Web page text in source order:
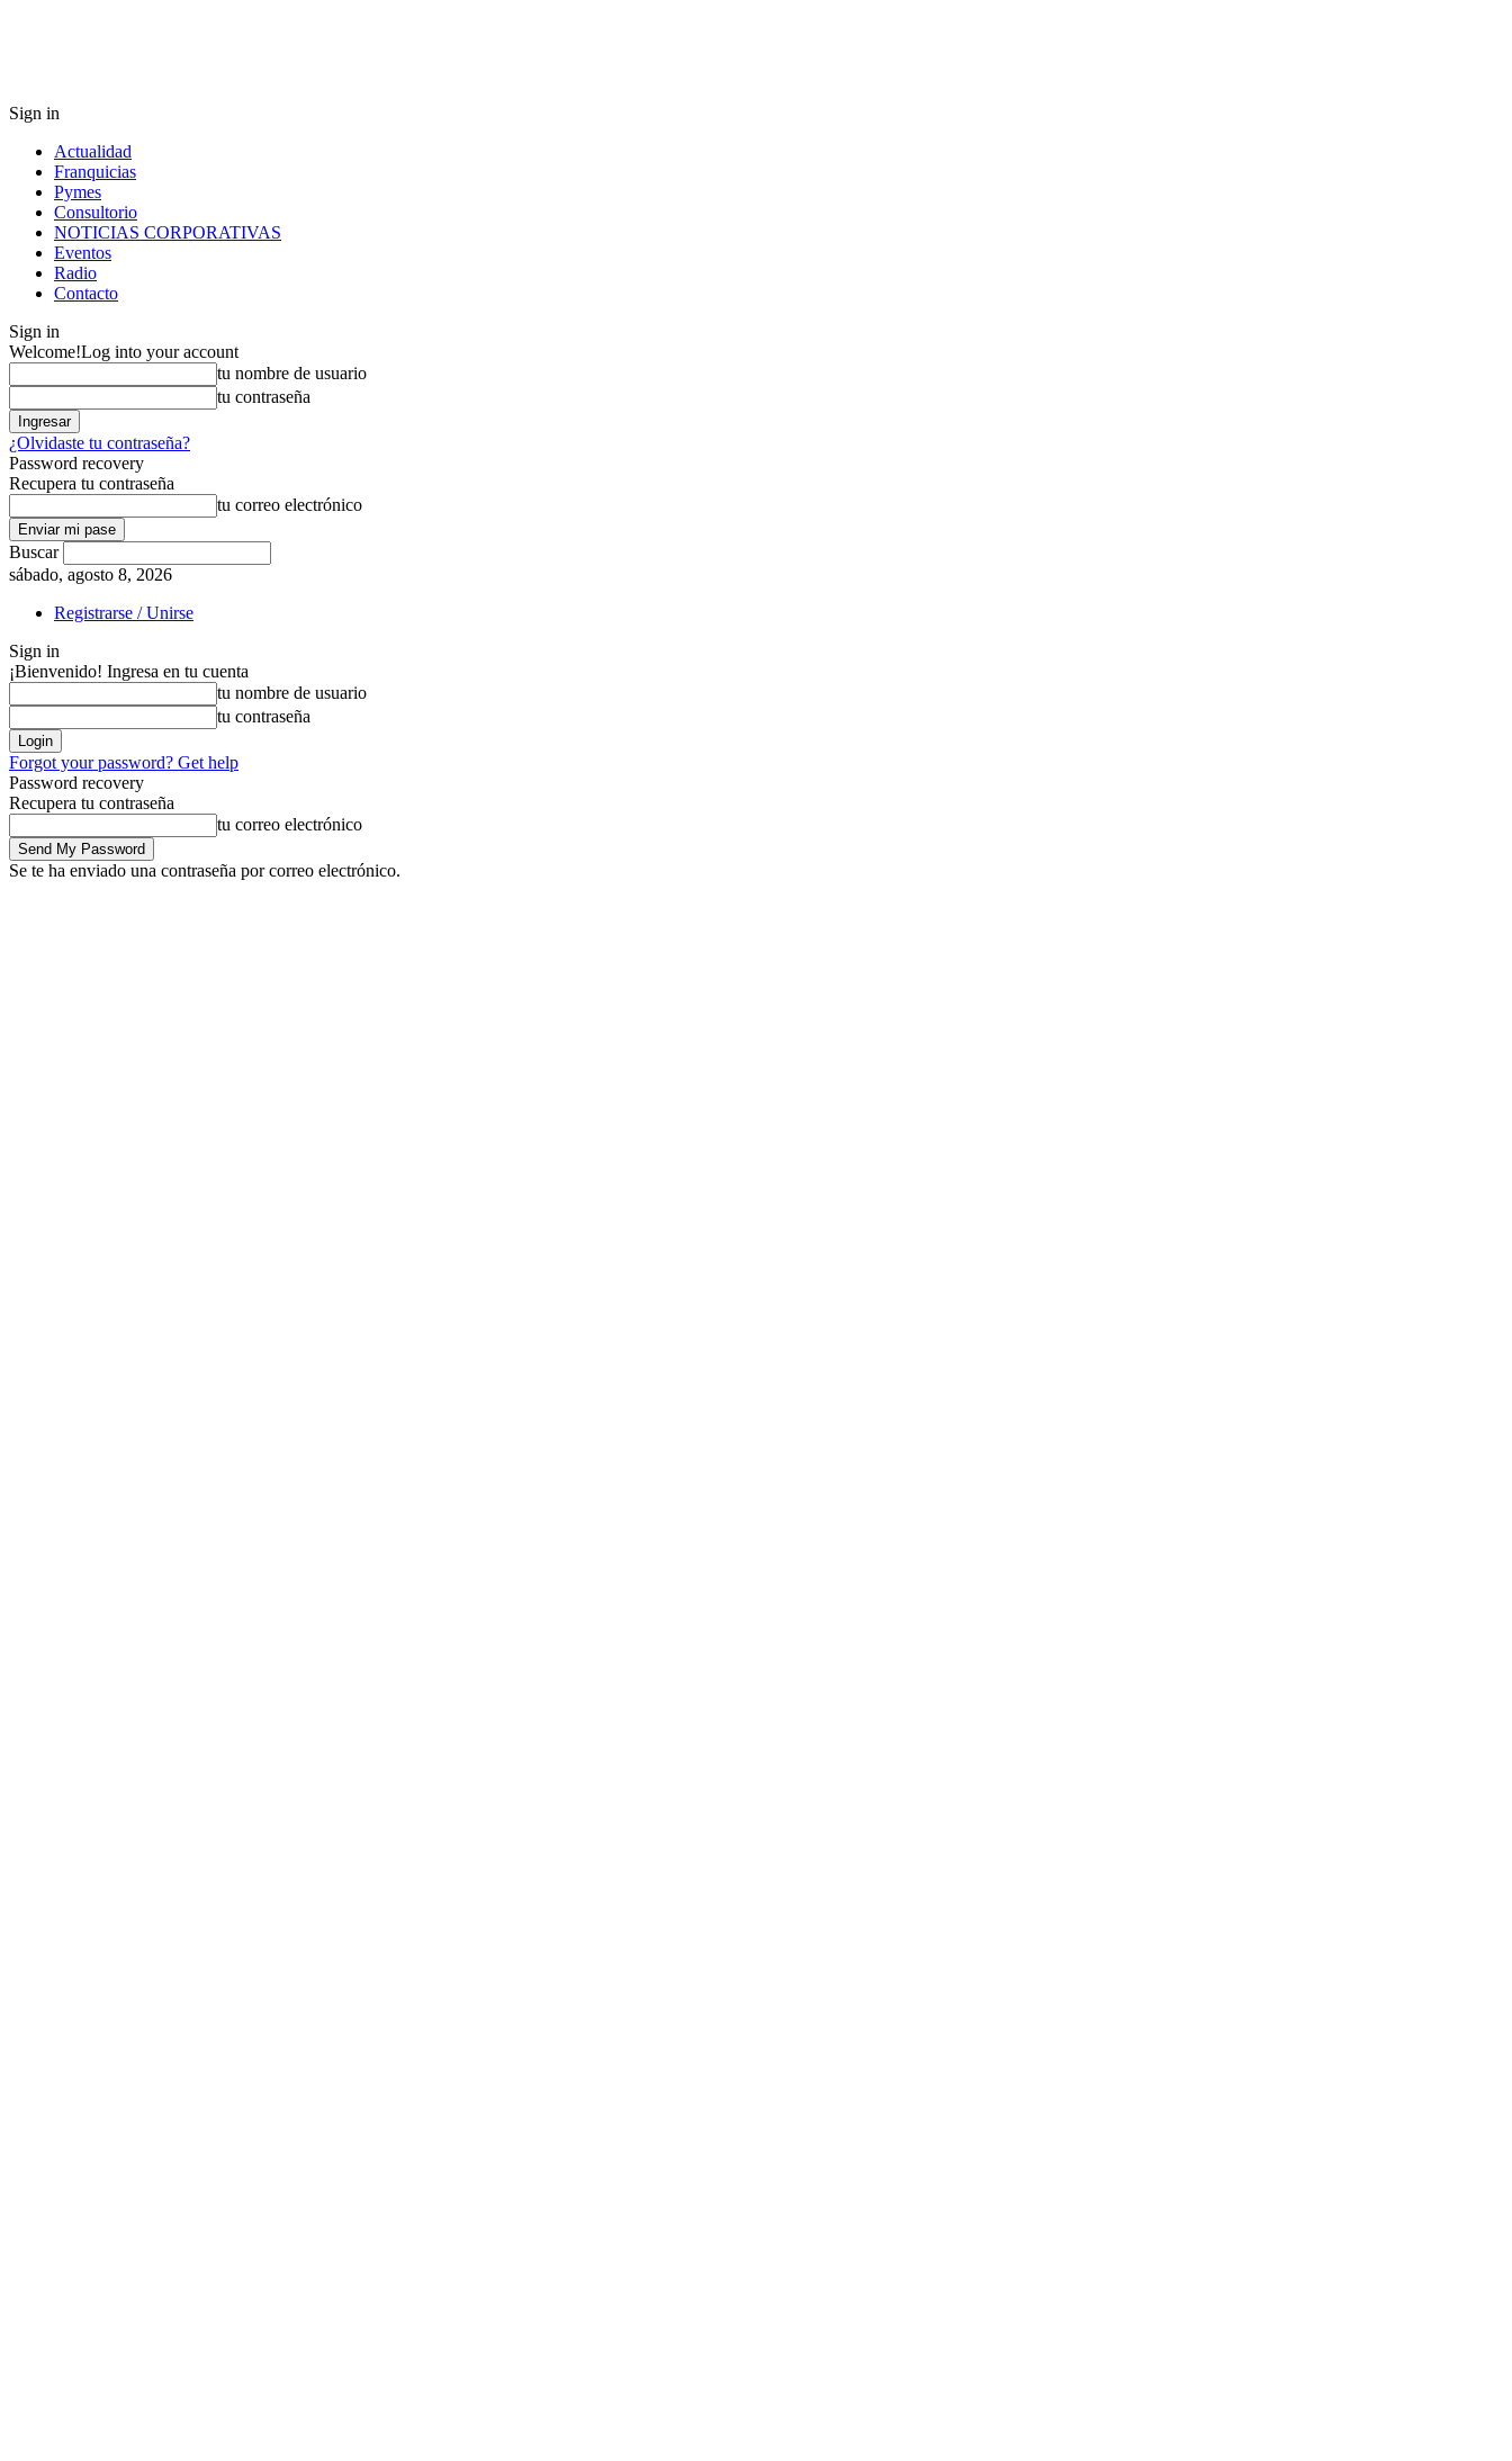
Sign in
Actualidad
Franquicias
Pymes
Consultorio
NOTICIAS CORPORATIVAS
Eventos
Radio
Contacto
Sign in
Welcome!Log into your account
tu nombre de usuario
tu contraseña
¿Olvidaste tu contraseña?
Password recovery
Recupera tu contraseña
tu correo electrónico
Buscar
sábado, agosto 8, 2026
Registrarse / Unirse
Sign in
¡Bienvenido! Ingresa en tu cuenta
tu nombre de usuario
tu contraseña
Forgot your password? Get help
Password recovery
Recupera tu contraseña
tu correo electrónico
Se te ha enviado una contraseña por correo electrónico.